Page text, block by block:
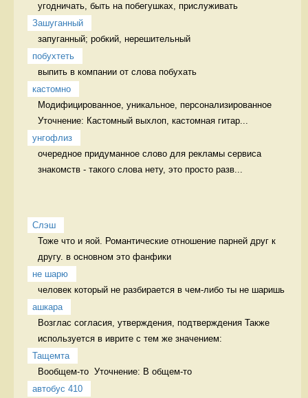
угодничать, быть на побегушках, прислуживать
Зашуганный
запуганный; робкий, нерешительный
побухтеть
выпить в компании от слова побухать
кастомно
Модифицированное, уникальное, персонализированное
Уточнение: Кастомный выхлоп, кастомная гитар...
унгофлиз
очередное придуманное слово для рекламы сервиса
знакомств - такого слова нету, это просто разв...
Слэш
Тоже что и яой. Романтические отношение парней друг к
другу. в основном это фанфики
не шарю
ашкара
Возглас согласия, утверждения, подтверждения Также
используется в иврите с тем же значением:
Тащемта
Вообщем-то  Уточнение: В общем-то
автобус 410